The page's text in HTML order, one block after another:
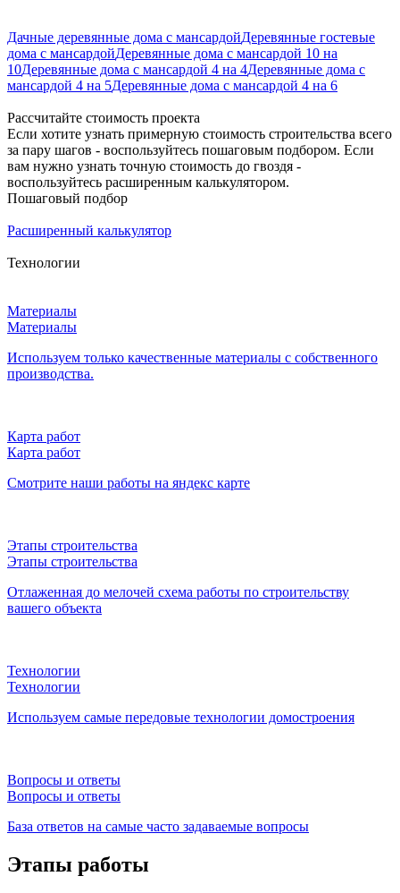
Дачные деревянные дома с мансардойДеревянные гостевые
дома с мансардойДеревянные дома с мансардой 10 на
10Деревянные дома с мансардой 4 на 4Деревянные дома с
мансардой 4 на 5Деревянные дома с мансардой 4 на 6
Рассчитайте стоимость проекта
Если хотите узнать примерную стоимость строительства всего
за пару шагов - воспользуйтесь пошаговым подбором. Если
вам нужно узнать точную стоимость до гвоздя -
воспользуйтесь расширенным калькулятором.
Пошаговый подбор
Расширенный калькулятор
Технологии
Материалы
Материалы
Используем только качественные материалы с собственного
производства.
Карта работ
Карта работ
Смотрите наши работы на яндекс карте
Этапы строительства
Этапы строительства
Отлаженная до мелочей схема работы по строительству
вашего объекта
Технологии
Технологии
Используем самые передовые технологии домостроения
Вопросы и ответы
Вопросы и ответы
База ответов на самые часто задаваемые вопросы
Этапы работы